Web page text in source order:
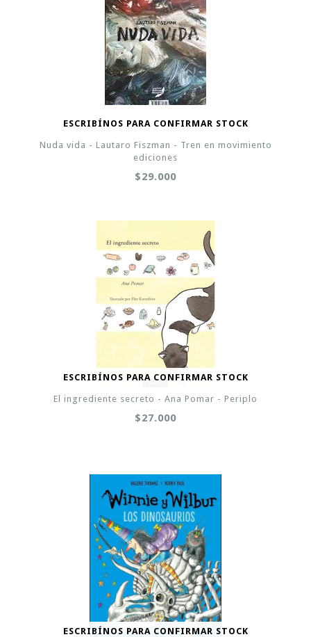
ESCRIBÍNOS PARA CONFIRMAR STOCK
Nuda vida - Lautaro Fiszman - Tren en movimiento
ediciones
$29.000
ESCRIBÍNOS PARA CONFIRMAR STOCK
El ingrediente secreto - Ana Pomar - Periplo
$27.000
ESCRIBÍNOS PARA CONFIRMAR STOCK